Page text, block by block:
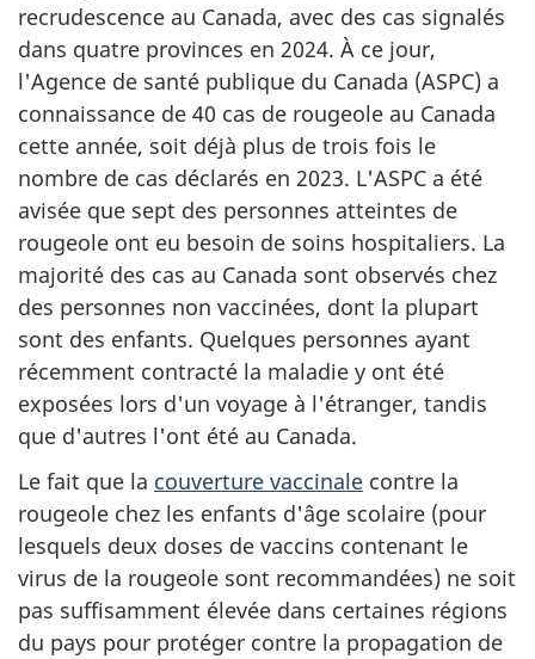
recrudescence au Canada, avec des cas signalés
dans quatre provinces en 2024. À ce jour,
l'Agence de santé publique du Canada (ASPC) a
connaissance de 40 cas de rougeole au Canada
cette année, soit déjà plus de trois fois le
nombre de cas déclarés en 2023. L'ASPC a été
avisée que sept des personnes atteintes de
rougeole ont eu besoin de soins hospitaliers. La
majorité des cas au Canada sont observés chez
des personnes non vaccinées, dont la plupart
sont des enfants. Quelques personnes ayant
récemment contracté la maladie y ont été
exposées lors d'un voyage à l'étranger, tandis
que d'autres l'ont été au Canada.
Le fait que la couverture vaccinale contre la
rougeole chez les enfants d'âge scolaire (pour
lesquels deux doses de vaccins contenant le
virus de la rougeole sont recommandées) ne soit
pas suffisamment élevée dans certaines régions
du pays pour protéger contre la propagation de